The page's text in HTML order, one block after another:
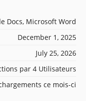
Docs, Microsoft Word
December 1, 2025
July 25, 2026
par 4 Utilisateurs
ce mois-ci